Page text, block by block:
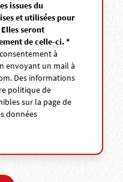
issues du
et utilisées pour
seront
de celle-ci. *
à
envoyant un mail à
. Des informations
politique de
sur la page de
données